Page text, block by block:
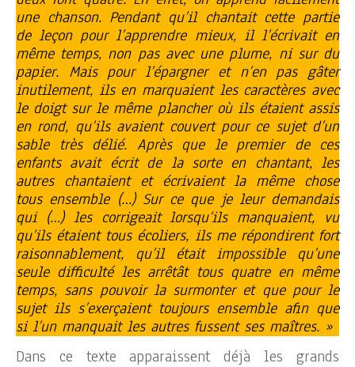
une chanson. Pendant qu’il chantait cette partie
de leçon pour l’apprendre mieux, il l’écrivait en
même temps, non pas avec une plume, ni sur du
papier. Mais pour l’épargner et n’en pas gâter
inutilement, ils en marquaient les caractères avec
le doigt sur le même plancher où ils étaient assis
en rond, qu’ils avaient couvert pour ce sujet d’un
sable très délié. Après que le premier de ces
enfants avait écrit de la sorte en chantant, les
autres chantaient et écrivaient la même chose
tous ensemble (…) Sur ce que je leur demandais
qui (…) les corrigeait lorsqu’ils manquaient, vu
qu’ils étaient tous écoliers, ils me répondirent fort
raisonnablement, qu’il était impossible qu’une
seule difficulté les arrêtât tous quatre en même
temps, sans pouvoir la surmonter et que pour le
sujet ils s’exerçaient toujours ensemble afin que
si l’un manquait les autres fussent ses maîtres. »
Dans ce texte apparaissent déjà les grands